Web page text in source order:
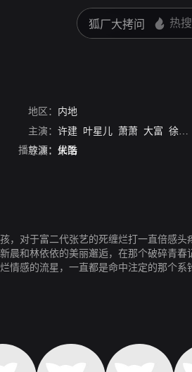
地区： 内地
主演： 许建 叶星儿 萧萧 大富 徐海龙
导演： 米洛
播放源： 优酷
，对于富二代张艺的死缠烂打一直倍感
晨和林依依的美丽邂逅，在那个破碎青
情感的流星，一直都是命中注定的那个系